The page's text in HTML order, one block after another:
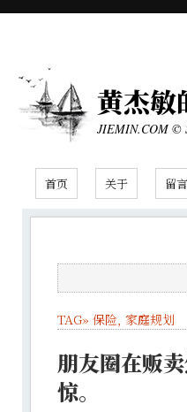
黄杰敏
JIEMIN.COM ©
首页 关于 留言
TAG» 保险, 家庭规划
朋友圈在贩
惊。